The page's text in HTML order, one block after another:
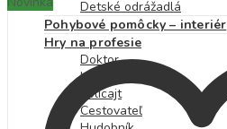
Detské odrážadlá
Pohybové pomôcky – interiér
Hry na profesie
Doktor
Hasič
Policajt
Cestovateľ